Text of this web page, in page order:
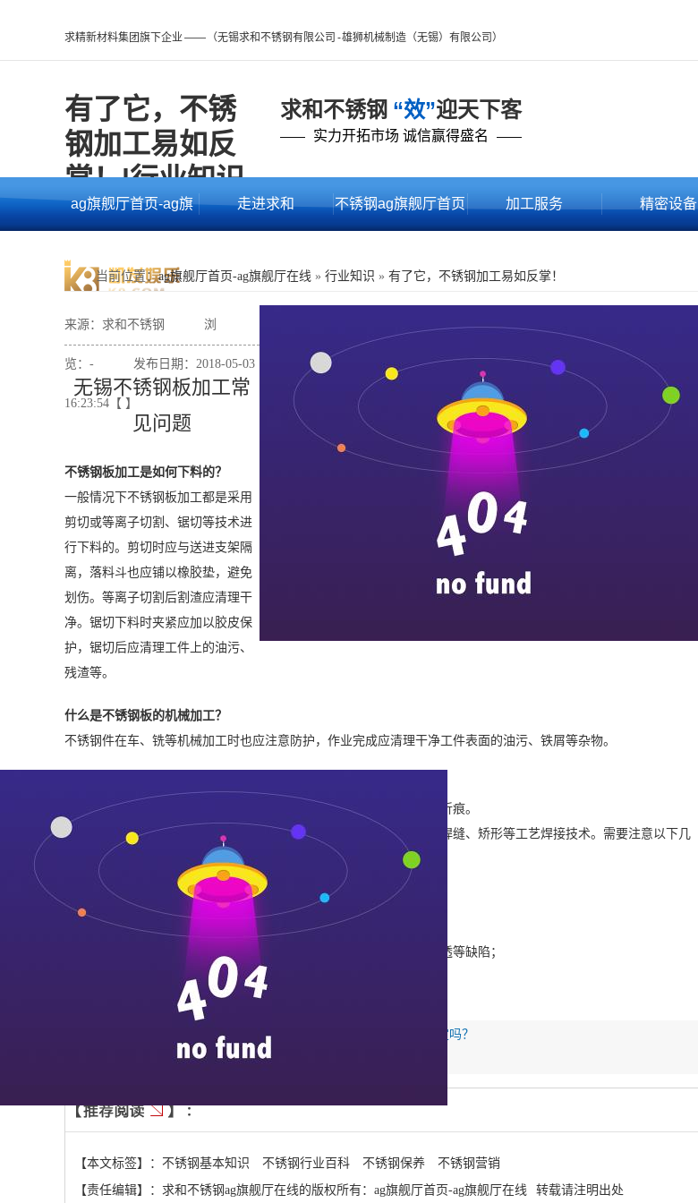
求精新材料集团旗下企业 —— （无锡求和不锈钢有限公司 - 雄狮机械制造（无锡）有限公司）
有了它，不锈
钢加工易如反
掌！|行业知识 -
ag旗舰厅首页
求和不锈钢 “效”迎天下客
—— 实力开拓市场 诚信赢得盛名 ——
ag旗舰厅首页-ag旗 走进求和 不锈钢ag旗舰厅首页 加工服务 精密设备
当前位置：ag旗舰厅首页-ag旗舰厅在线 » 行业知识 » 有了它，不锈钢加工易如反掌！
来源：求和不锈钢 浏
览： - 发布日期：2018-05-03
16:23:54【 】
无锡不锈钢板加工常
见问题
不锈钢板加工是如何下料的？
一般情况下不锈钢板加工都是采用
剪切或等离子切割、锯切等技术进
行下料的。剪切时应与送进支架隔
离，落料斗也应铺以橡胶垫，避免
划伤。等离子切割后割渣应清理干
净。锯切下料时夹紧应加以胶皮保
护，锯切后应清理工件上的油污、
残渣等。
什么是不锈钢板的机械加工？
不锈钢件在车、铣等机械加工时也应注意防护，作业完成应清理干净工件表面的油污、铁屑等杂物。
在卷板、折弯过程中，应采取有效措施避免造成不锈钢板表面划伤和折痕。
另外外，在进行不锈钢板加工时候，还会采用铆焊、焊接、多层焊、焊缝、矫形等工艺焊接技术。需要注意以下几
一、不锈钢件在组对时，应避免强制组装，尤其避免火焰烤校装配。
二、不锈钢件焊接前必须认真清除油污、锈迹、灰尘等杂物；
三、焊缝表面不得有熔渣、气孔、咬边、飞溅、裂纹、未熔合、未焊透等缺陷；
四、不锈钢件的矫形，应避免采用火焰加热方法；
不锈钢只要生锈了那就是假的，不生锈那就是真的！你确定吗？
不锈钢家具，你真的了解吗？
【本文标签】： 不锈钢基本知识 不锈钢行业百科 不锈钢保养
不锈钢营销
【责任编辑】： 求和不锈钢ag旗舰厅在线的版权所有： ag旗舰厅首页-ag旗舰厅在线 转载请注明出处